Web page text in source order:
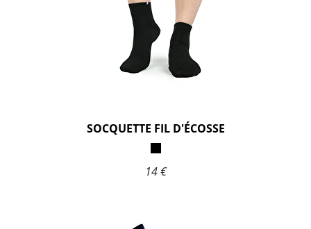
SOCQUETTE FIL D'ÉCOSSE
14 €